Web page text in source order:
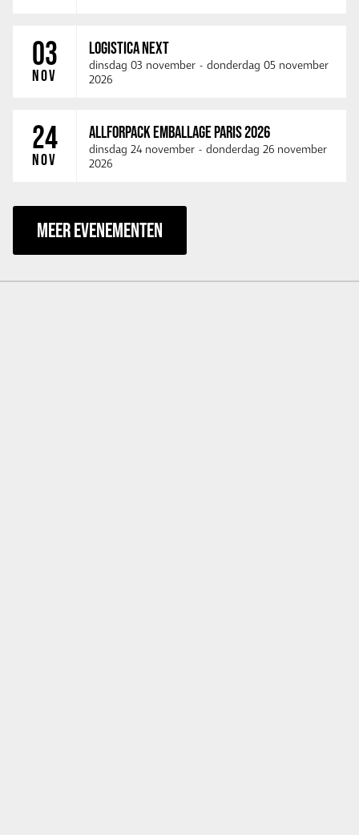
03
NOV
LOGISTICA NEXT
dinsdag 03 november - donderdag 05 november
2026
24
NOV
ALLFORPACK EMBALLAGE PARIS 2026
dinsdag 24 november - donderdag 26 november
2026
MEER EVENEMENTEN